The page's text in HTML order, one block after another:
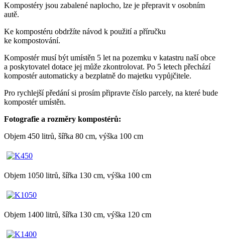
Kompostéry jsou zabalené naplocho, lze je přepravit v osobním
autě.
Ke kompostéru obdržíte návod k použití a příručku
ke kompostování.
Kompostér musí být umístěn 5 let na pozemku v katastru naší obce
a poskytovatel dotace jej může zkontrolovat. Po 5 letech přechází
kompostér automaticky a bezplatně do majetku vypůjčitele.
Pro rychlejší předání si prosím připravte číslo parcely, na které bude
kompostér umístěn.
Fotografie a rozměry kompostérů:
Objem 450 litrů, šířka 80 cm, výška 100 cm
Objem 1050 litrů, šířka 130 cm, výška 100 cm
Objem 1400 litrů, šířka 130 cm, výška 120 cm